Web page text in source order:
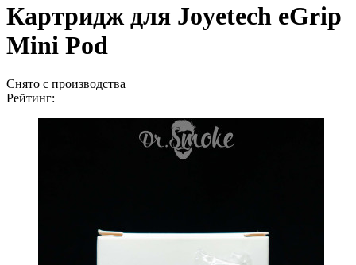
Картридж для Joyetech eGrip
Mini Pod
Снято с производства
Рейтинг: